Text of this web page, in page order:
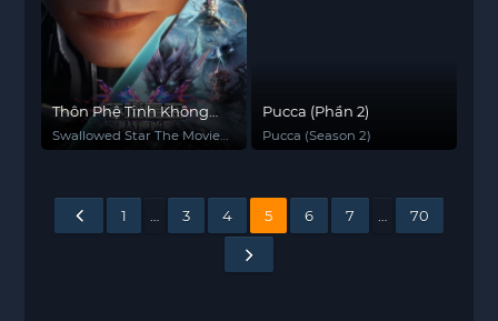
Thôn Phệ Tinh Không
Movie: Quyết Chiến
Nguyên Thủy Tinh
Swallowed Star The Movie:
Pucca (Phần 2)
Pucca (Season 2)
1 3 4 5 6 7 70